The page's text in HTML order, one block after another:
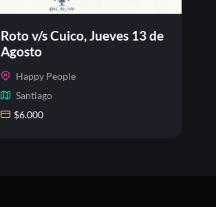
Roto v/s Cuico, Jueves 13 de
Agosto
Happy People
Santiago
$6.000